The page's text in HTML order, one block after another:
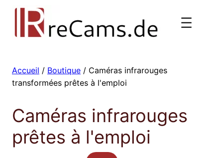
Aller
Accueil / Boutique / Caméras infrarouges
transformées prêtes à l'emploi
Caméras infrarouges
prêtes à l'emploi